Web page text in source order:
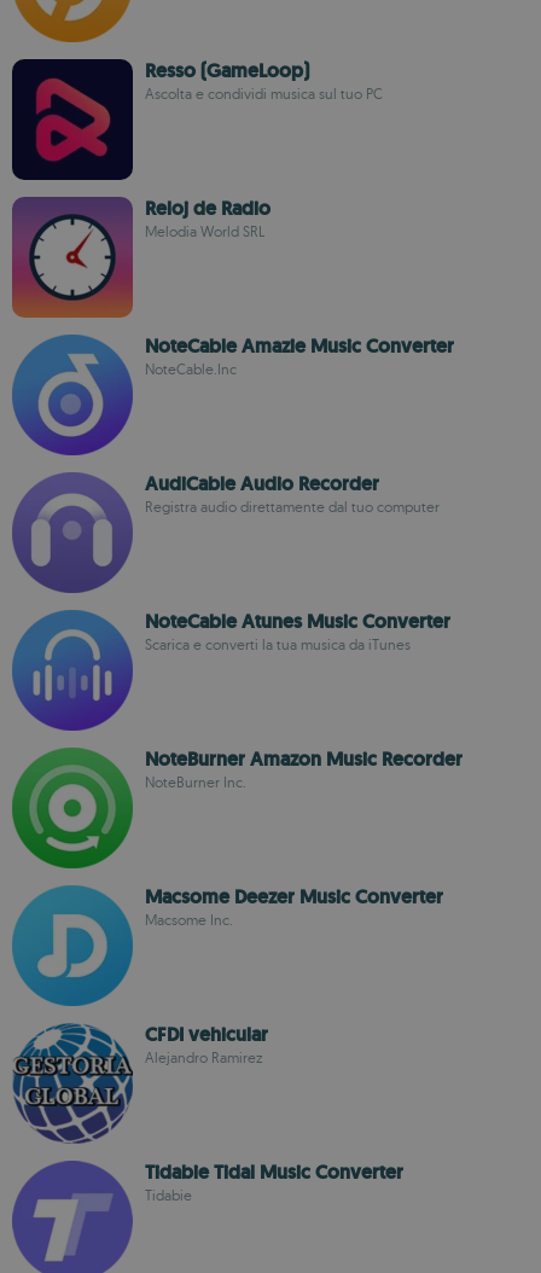
Resso (GameLoop)
Ascolta e condividi musica sul tuo PC
Reloj de Radio
Melodia World SRL
NoteCable Amazie Music Converter
NoteCable.Inc
AudiCable Audio Recorder
Registra audio direttamente dal tuo computer
NoteCable Atunes Music Converter
Scarica e converti la tua musica da iTunes
NoteBurner Amazon Music Recorder
NoteBurner Inc.
Macsome Deezer Music Converter
Macsome Inc.
CFDI vehicular
Alejandro Ramirez
Tidabie Tidal Music Converter
Tidabie